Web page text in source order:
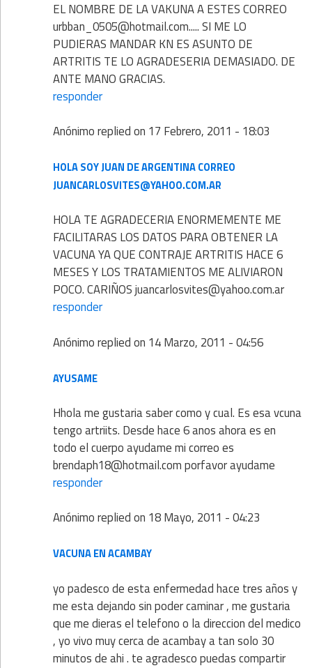
EL NOMBRE DE LA VAKUNA A ESTES CORREO
urbban_0505@hotmail.com..... SI ME LO
PUDIERAS MANDAR KN ES ASUNTO DE
ARTRITIS TE LO AGRADESERIA DEMASIADO. DE
ANTE MANO GRACIAS.
responder
Anónimoreplied on 17 Febrero, 2011 - 18:03
HOLA SOY JUAN DE ARGENTINA CORREO
JUANCARLOSVITES@YAHOO.COM.AR
HOLA TE AGRADECERIA ENORMEMENTE ME
FACILITARAS LOS DATOS PARA OBTENER LA
VACUNA YA QUE CONTRAJE ARTRITIS HACE 6
MESES Y LOS TRATAMIENTOS ME ALIVIARON
POCO. CARIÑOS juancarlosvites@yahoo.com.ar
responder
Anónimoreplied on 14 Marzo, 2011 - 04:56
AYUSAME
Hhola me gustaria saber como y cual. Es esa vcuna
tengo artriits. Desde hace 6 anos ahora es en
todo el cuerpo ayudame mi correo es
brendaph18@hotmail.com porfavor ayudame
responder
Anónimoreplied on 18 Mayo, 2011 - 04:23
VACUNA EN ACAMBAY
yo padesco de esta enfermedad hace tres años y
me esta dejando sin poder caminar , me gustaria
que me dieras el telefono o la direccion del medico
, yo vivo muy cerca de acambay a tan solo 30
minutos de ahi . te agradesco puedas compartir